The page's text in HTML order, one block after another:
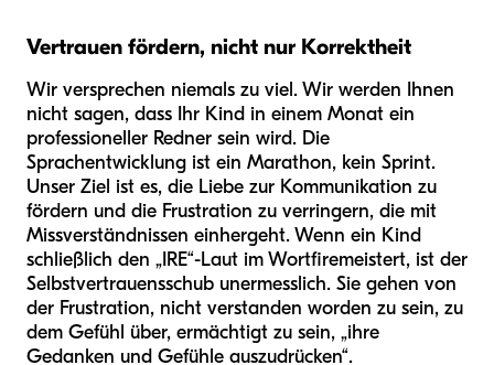
Vertrauen fördern, nicht nur Korrektheit
Wir versprechen niemals zu viel. Wir werden Ihnen
nicht sagen, dass Ihr Kind in einem Monat ein
professioneller Redner sein wird. Die
Sprachentwicklung ist ein Marathon, kein Sprint.
Unser Ziel ist es, die Liebe zur Kommunikation zu
fördern und die Frustration zu verringern, die mit
Missverständnissen einhergeht. Wenn ein Kind
schließlich den „IRE“-Laut im Wortfiremeistert, ist der
Selbstvertrauensschub unermesslich. Sie gehen von
der Frustration, nicht verstanden worden zu sein, zu
dem Gefühl über, ermächtigt zu sein, „ihre
Gedanken und Gefühle auszudrücken“.